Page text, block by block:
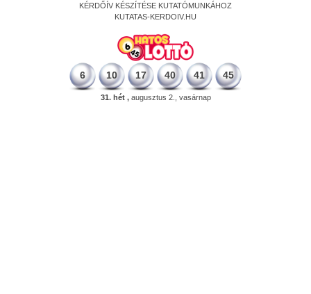
KÉRDŐÍV KÉSZÍTÉSE KUTATÓMUNKÁHOZ
KUTATAS-KERDOIV.HU
6 10 17 40 41 45
31. hét ,augusztus 2., vasárnap